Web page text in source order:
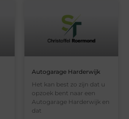
Autogarage Harderwijk
Het kan best zo zijn dat u
opzoek bent naar een
Autogarage Harderwijk en
dat